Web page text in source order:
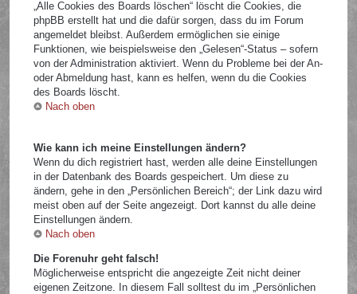
„Alle Cookies des Boards löschen“ löscht die Cookies, die
phpBB erstellt hat und die dafür sorgen, dass du im Forum
angemeldet bleibst. Außerdem ermöglichen sie einige
Funktionen, wie beispielsweise den „Gelesen“-Status – sofern
von der Administration aktiviert. Wenn du Probleme bei der An-
oder Abmeldung hast, kann es helfen, wenn du die Cookies
des Boards löscht.
Nach oben
Wie kann ich meine Einstellungen ändern?
Wenn du dich registriert hast, werden alle deine Einstellungen
in der Datenbank des Boards gespeichert. Um diese zu
ändern, gehe in den „Persönlichen Bereich“; der Link dazu wird
meist oben auf der Seite angezeigt. Dort kannst du alle deine
Einstellungen ändern.
Nach oben
Die Forenuhr geht falsch!
Möglicherweise entspricht die angezeigte Zeit nicht deiner
eigenen Zeitzone. In diesem Fall solltest du im „Persönlichen